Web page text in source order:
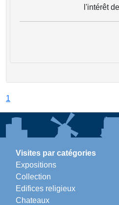
l'intérêt
1
Visites par catégories
Expositions
Collection
Edifices religieux
Chateaux